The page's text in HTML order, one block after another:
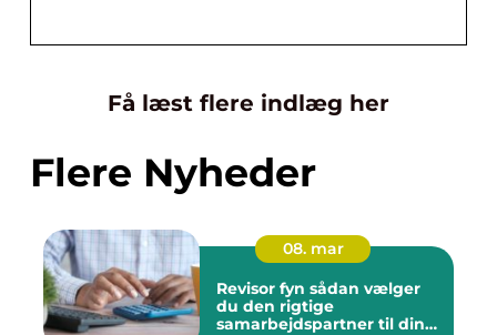
Få læst flere indlæg her
Flere Nyheder
08. mar
Revisor fyn sådan vælger
du den rigtige
samarbejdspartner til din